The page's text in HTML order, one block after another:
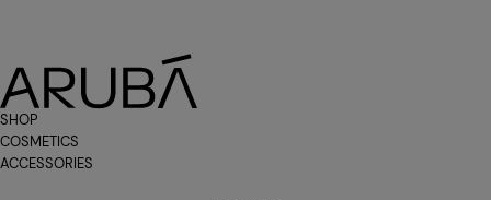
SHOP
COSMETICS
ACCESSORIES